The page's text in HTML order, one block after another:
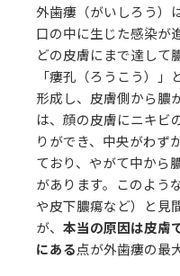
外歯瘻（がいしろう）
口の中に生じた感染が
どの皮膚にまで達して
「瘻孔（ろうこう）
形成し、皮膚側から膿
は、顔の皮膚にニキビ
りができ、中央がわず
ており、やがて中から
があります。このよう
や皮下膿瘍など）と見
が、 本当の原因は皮膚
にある点が外歯瘻の最